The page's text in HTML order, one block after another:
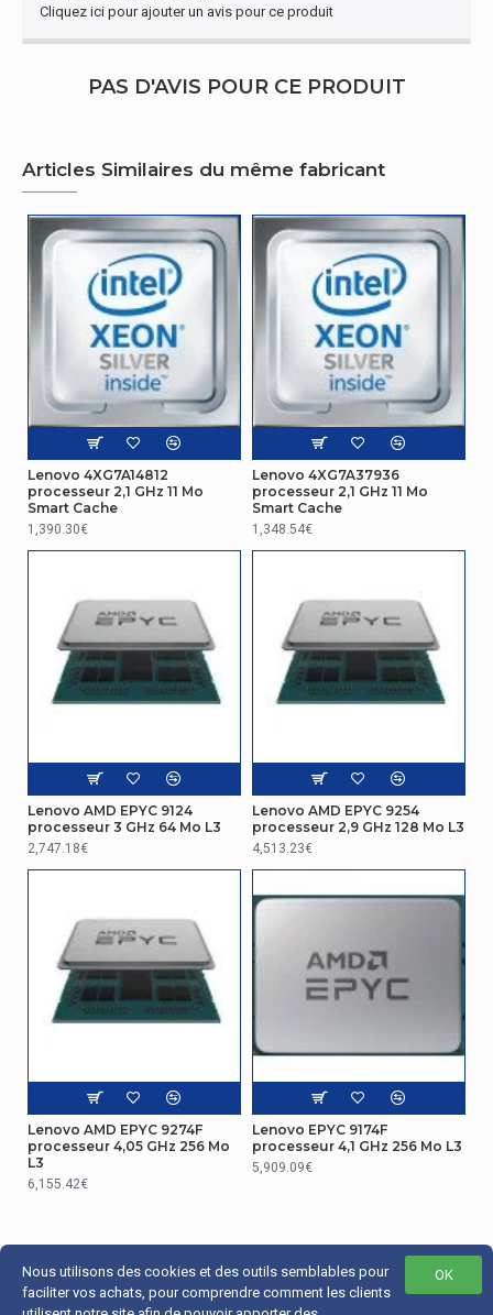
Types de mémoires pris en charge par le
processeur
Vitesses d'horloge de mémoire prises en
2400 MHz
processeur
Héxa
ECC pris en charge par le processeur Oui
Autres caractéristiques
Nom du produit 4XG7A07217
Autres caractéristiques
Lithographie du processeur 14 nm
Conditions environnementales
Tcase 77 °C
Technologie de vitalisation d'Intel® (VT-x) Oui
caractéristiques
Set d'instructions pris en charge
AVX,AVX 2.0,AVX-
512,SSE4.2
Les options intégrées disponibles
Version des emplacements PCI Express
Graphique
Processeur particularités
Intel® Optane? Memory Ready Non
Processeur particularités
Processeur particularités
Cliquez ici pour ajouter un avis pour ce produit
PAS D'AVIS POUR CE PRODUIT
Articles Similaires du même fabricant
Lenovo 4XG7A14812
processeur 2,1 GHz 11 Mo
Smart Cache
1,390.30€
Lenovo 4XG7A37936
processeur 2,1 GHz 11 Mo
Smart Cache
1,348.54€
Lenovo AMD EPYC 9124
processeur 3 GHz 64 Mo L3
2,747.18€
Lenovo AMD EPYC 9254
processeur 2,9 GHz 128 Mo L3
4,513.23€
Lenovo AMD EPYC 9274F
processeur 4,05 GHz 256 Mo
L3
6,155.42€
Lenovo EPYC 9174F
processeur 4,1 GHz 256 Mo L3
5,909.09€
OK
Nous utilisons des cookies et des outils semblables pour
faciliter vos achats, pour comprendre comment les clients